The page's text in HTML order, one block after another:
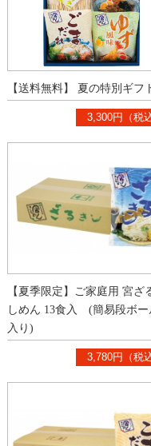
【送料無料】 夏の特別ギフ
3,300円（税込
【夏季限定】ご家庭用 宮ざ
しめん 13食入 (簡易段ボー
入り)
3,780円（税込